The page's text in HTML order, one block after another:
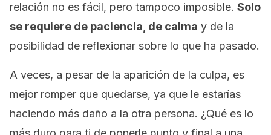
relación no es fácil, pero tampoco imposible. Solo
se requiere de paciencia, de calma y de la
posibilidad de reflexionar sobre lo que ha pasado.
A veces, a pesar de la aparición de la culpa, es
mejor romper que quedarse, ya que le estarías
haciendo más daño a la otra persona. ¿Qué es lo